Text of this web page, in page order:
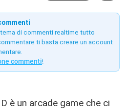
di commenti realtime tutto
ti basta creare un account
commenti!
è un arcade game che ci